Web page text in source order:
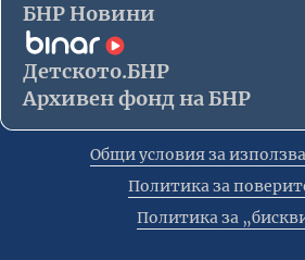
БНР Новини
Детското.БНР
Архивен фонд на БНР
Общи условия за
Политика за
Политика за